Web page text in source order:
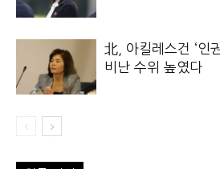
北, 아킬레스건 ‘인
비난 수위 높였다